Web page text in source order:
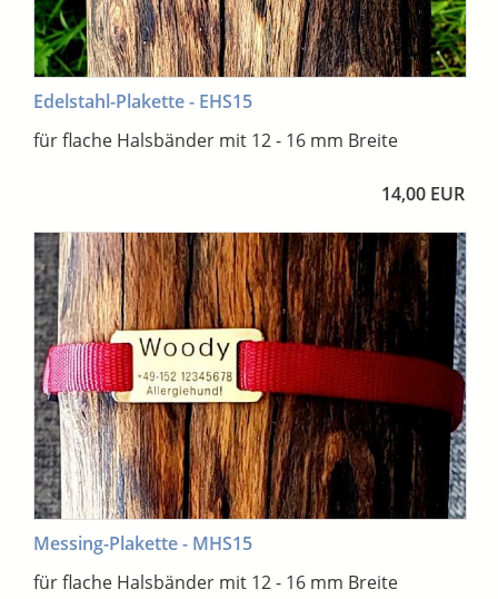
Edelstahl-Plakette - EHS15
für flache Halsbänder mit 12 - 16 mm Breite
14,00 EUR
Messing-Plakette - MHS15
für flache Halsbänder mit 12 - 16 mm Breite